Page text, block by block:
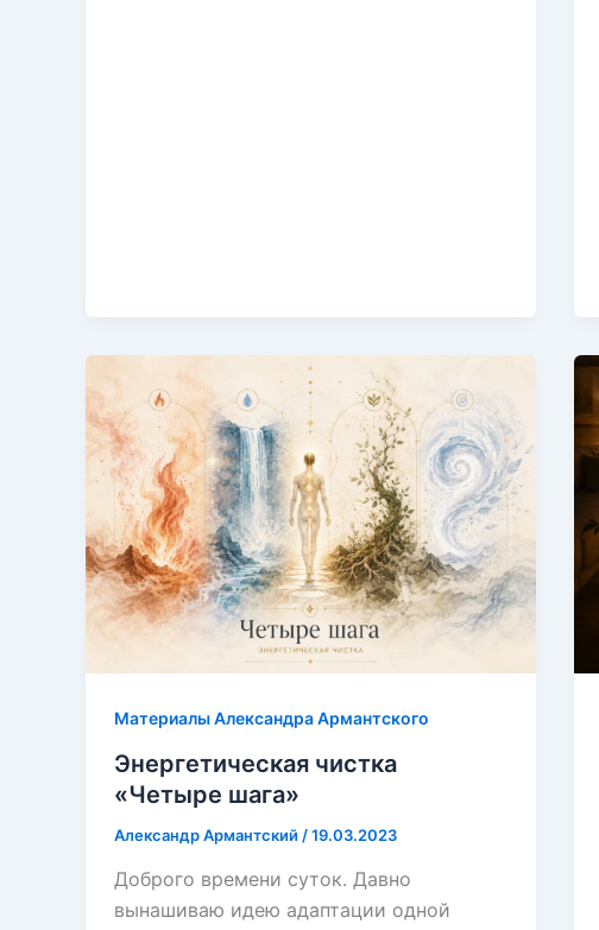
Материалы Александра Армантского
Энергетическая чистка
«Четыре шага»
Александр Армантский /19.03.2023
Доброго времени суток. Давно
вынашиваю идею адаптации одной